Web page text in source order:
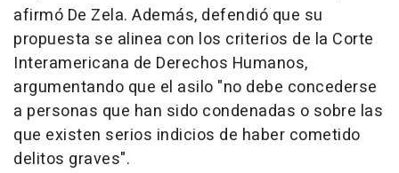
afirmó De Zela. Además, defendió que su
propuesta se alinea con los criterios de la Corte
Interamericana de Derechos Humanos,
argumentando que el asilo "no debe concederse
a personas que han sido condenadas o sobre las
que existen serios indicios de haber cometido
delitos graves".